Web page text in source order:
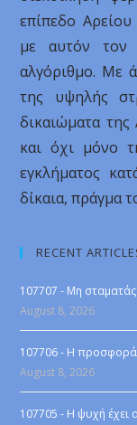
επίπεδο
με αυτόν τον
αλγόριθμο. Με
της υψηλής
δικαιώματα
και όχι μόνο
εγκλήματος
δίκαια, πράγμα
RECENT
107707 - Μη
August 8, 2026
107706 - Η προσφορά
August 8, 2026
107705 - Η ψυχή έχει